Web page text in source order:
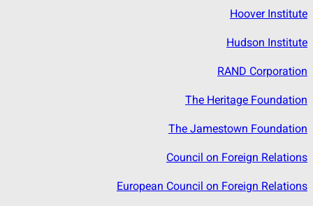
Hoover Institute
Hudson Institute
RAND Corporation
The Heritage Foundation
The Jamestown Foundation
Council on Foreign Relations
European Council on Foreign Relations